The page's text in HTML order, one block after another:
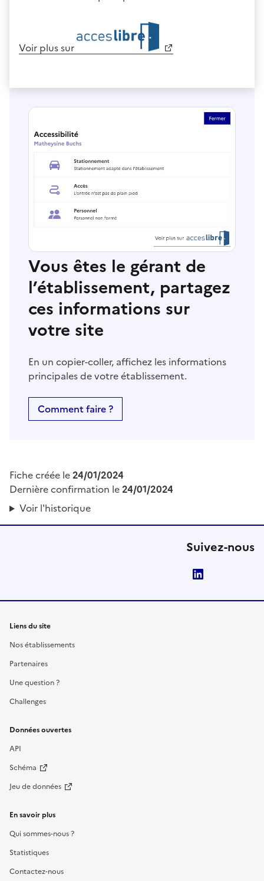
Voir plus sur
Vous êtes le gérant de
l’établissement, partagez
ces informations sur
votre site
En un copier-coller, affichez les informations
principales de votre établissement.
Comment faire ?
Fiche créée le24/01/2024
Dernière confirmation le24/01/2024
Voir l'historique
Suivez-nous
Liens du site
Nos établissements
Partenaires
Une question ?
Challenges
Données ouvertes
API
Schéma
Jeu de données
En savoir plus
Qui sommes-nous ?
Statistiques
Contactez-nous